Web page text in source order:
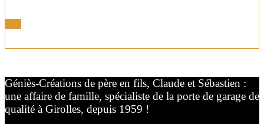
Géniès-Créations de père en fils, Claude et Sébastien :
une affaire de famille, spécialiste de la porte de garage de
qualité à Girolles, depuis 1959 !